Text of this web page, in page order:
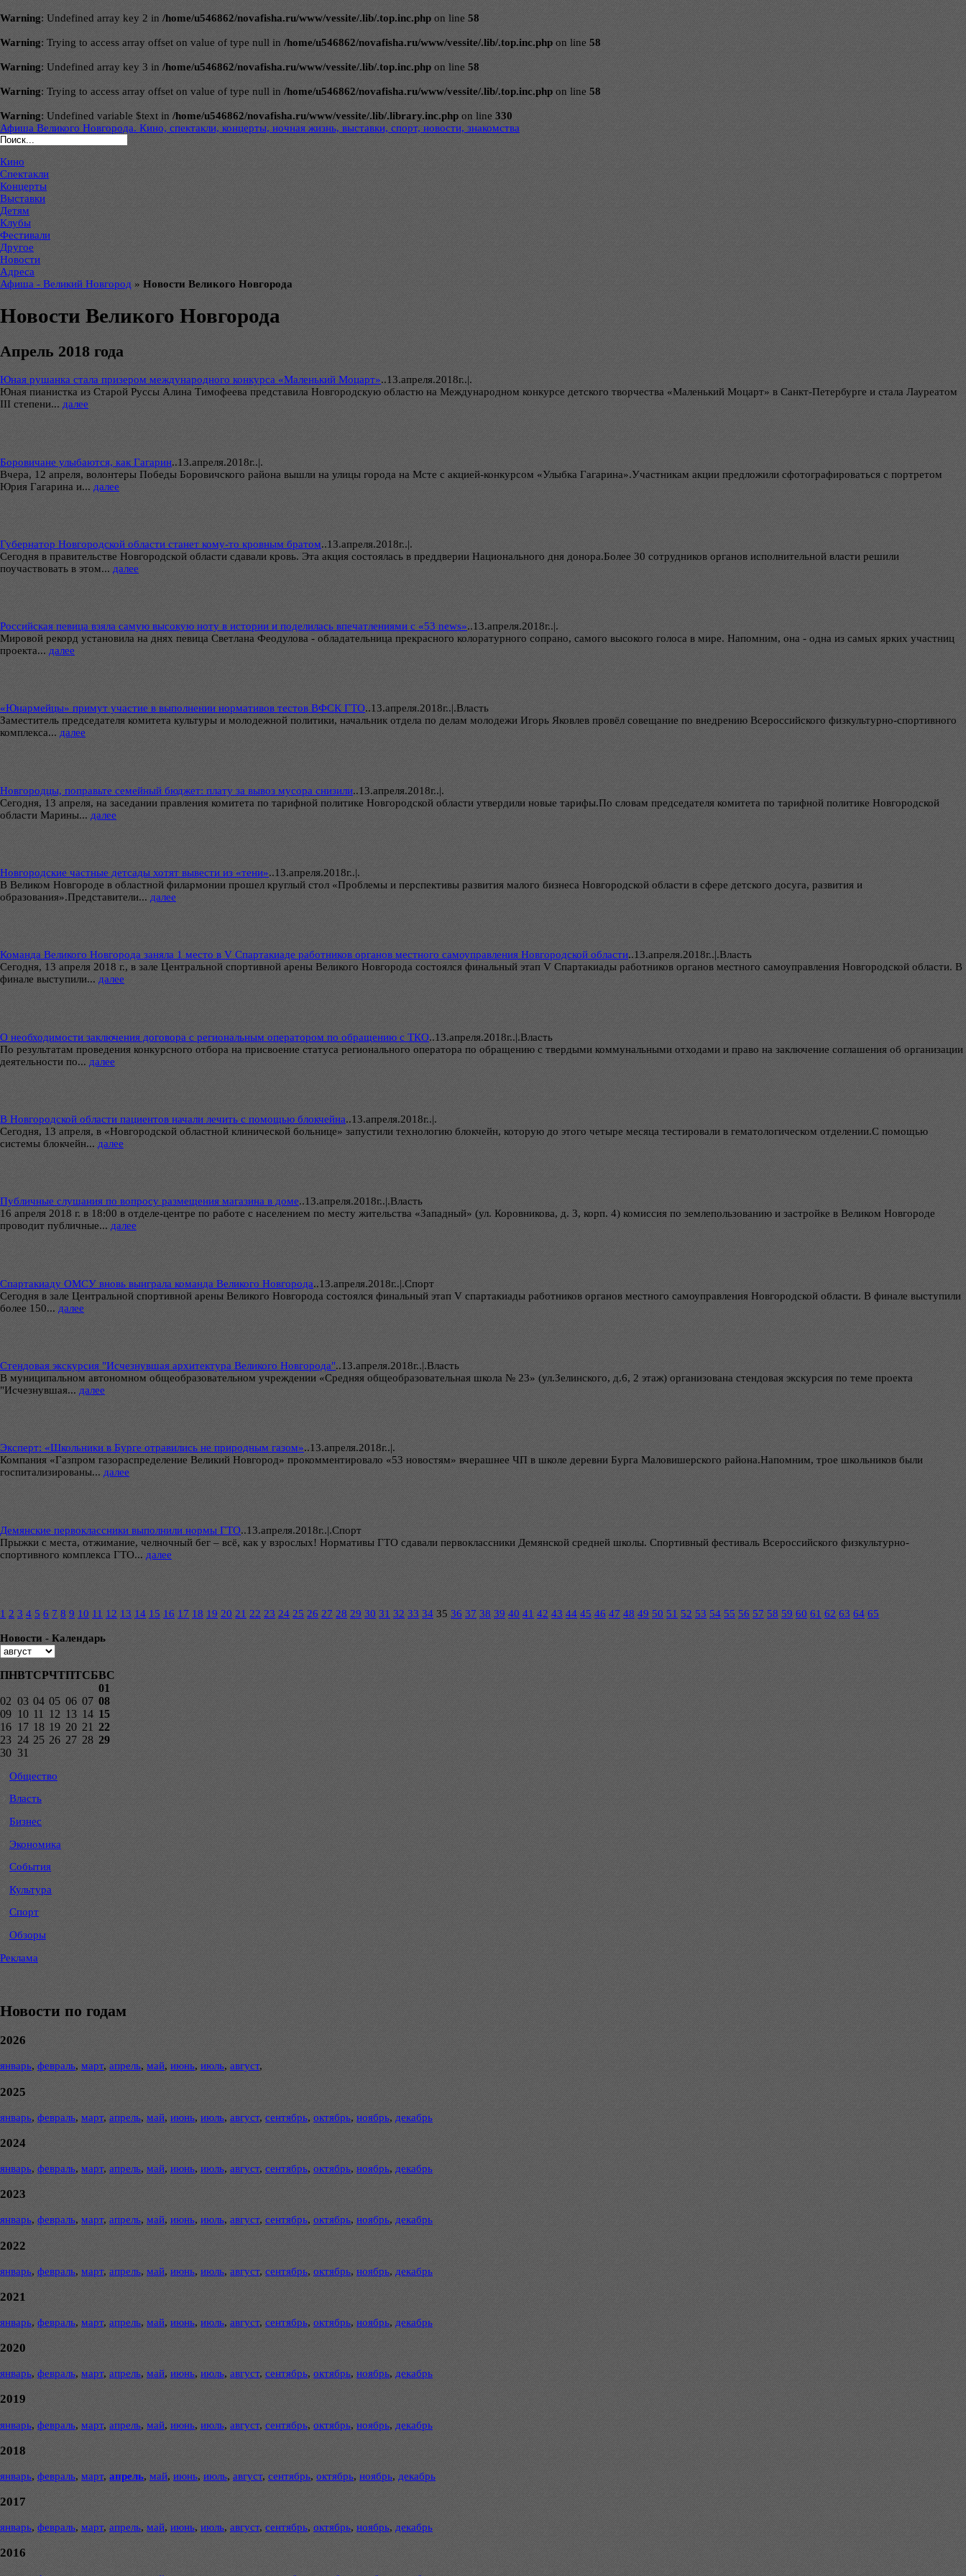
Warning: Undefined array key 2 in /home/u546862/novafisha.ru/www/vessite/.lib/.top.inc.php on line 58
Warning: Trying to access array offset on value of type null in /home/u546862/novafisha.ru/www/vessite/.lib/.top.inc.php on line 58
Warning: Undefined array key 3 in /home/u546862/novafisha.ru/www/vessite/.lib/.top.inc.php on line 58
Warning: Trying to access array offset on value of type null in /home/u546862/novafisha.ru/www/vessite/.lib/.top.inc.php on line 58
Warning: Undefined variable $text in /home/u546862/novafisha.ru/www/vessite/.lib/.library.inc.php on line 330
Афиша Великого Новгорода. Кино, спектакли, концерты, ночная жизнь, выставки, спорт, новости, знакомства
Кино
Спектакли
Концерты
Выставки
Детям
Клубы
Фестивали
Другое
Новости
Адреса
Афиша - Великий Новгород » Новости Великого Новгорода
Новости Великого Новгорода
Апрель 2018 года
Юная рушанка стала призером международного конкурса «Маленький Моцарт»..13.апреля.2018г..|.
Юная пианистка из Старой Руссы Алина Тимофеева представила Новгородскую областю на Международном конкурсе детского творчества «Маленький Моцарт» в Санкт-Петербурге и стала Лауреатом
III степени... далее
Боровичане улыбаются, как Гагарин..13.апреля.2018г..|.
Вчера, 12 апреля, волонтеры Победы Боровичского района вышли на улицы города на Мсте с акцией-конкурсом «Улыбка Гагарина».Участникам акции предложили сфотографироваться с портретом
Юрия Гагарина и... далее
Губернатор Новгородской области станет кому-то кровным братом..13.апреля.2018г..|.
Сегодня в правительстве Новгородской области сдавали кровь. Эта акция состоялась в преддверии Национального дня донора.Более 30 сотрудников органов исполнительной власти решили
поучаствовать в этом... далее
Российская певица взяла самую высокую ноту в истории и поделилась впечатлениями с «53 news»..13.апреля.2018г..|.
Мировой рекорд установила на днях певица Светлана Феодулова - обладательница прекрасного колоратурного сопрано, самого высокого голоса в мире. Напомним, она - одна из самых ярких участниц
проекта... далее
«Юнармейцы» примут участие в выполнении нормативов тестов ВФСК ГТО..13.апреля.2018г..|.Власть
Заместитель председателя комитета культуры и молодежной политики, начальник отдела по делам молодежи Игорь Яковлев провёл совещание по внедрению Всероссийского физкультурно-спортивного
комплекса... далее
Новгородцы, поправьте семейный бюджет: плату за вывоз мусора снизили..13.апреля.2018г..|.
Сегодня, 13 апреля, на заседании правления комитета по тарифной политике Новгородской области утвердили новые тарифы.По словам председателя комитета по тарифной политике Новгородской
области Марины... далее
Новгородские частные детсады хотят вывести из «тени»..13.апреля.2018г..|.
В Великом Новгороде в областной филармонии прошел круглый стол «Проблемы и перспективы развития малого бизнеса Новгородской области в сфере детского досуга, развития и
образования».Представители... далее
Команда Великого Новгорода заняла 1 место в V Спартакиаде работников органов местного самоуправления Новгородской области..13.апреля.2018г..|.Власть
Сегодня, 13 апреля 2018 г., в зале Центральной спортивной арены Великого Новгорода состоялся финальный этап V Спартакиады работников органов местного самоуправления Новгородской области. В
финале выступили... далее
О необходимости заключения договора с региональным оператором по обращению с ТКО..13.апреля.2018г..|.Власть
По результатам проведения конкурсного отбора на присвоение статуса регионального оператора по обращению с твердыми коммунальными отходами и право на заключение соглашения об организации
деятельности по... далее
В Новгородской области пациентов начали лечить с помощью блокчейна..13.апреля.2018г..|.
Сегодня, 13 апреля, в «Новгородской областной клинической больнице» запустили технологию блокчейн, которую до этого четыре месяца тестировали в гематологическом отделении.С помощью
системы блокчейн... далее
Публичные слушания по вопросу размещения магазина в доме..13.апреля.2018г..|.Власть
16 апреля 2018 г. в 18:00 в отделе-центре по работе с населением по месту жительства «Западный» (ул. Коровникова, д. 3, корп. 4) комиссия по землепользованию и застройке в Великом Новгороде
проводит публичные... далее
Спартакиаду ОМСУ вновь выиграла команда Великого Новгорода..13.апреля.2018г..|.Спорт
Сегодня в зале Центральной спортивной арены Великого Новгорода состоялся финальный этап V спартакиады работников органов местного самоуправления Новгородской области. В финале выступили
более 150... далее
Стендовая экскурсия "Исчезнувшая архитектура Великого Новгорода"..13.апреля.2018г..|.Власть
В муниципальном автономном общеобразовательном учреждении «Средняя общеобразовательная школа № 23» (ул.Зелинского, д.6, 2 этаж) организована стендовая экскурсия по теме проекта
"Исчезнувшая... далее
Эксперт: «Школьники в Бурге отравились не природным газом»..13.апреля.2018г..|.
Компания «Газпром газораспределение Великий Новгород» прокомментировало «53 новостям» вчерашнее ЧП в школе деревни Бурга Маловишерского района.Напомним, трое школьников были
госпитализированы... далее
Демянские первоклассники выполнили нормы ГТО..13.апреля.2018г..|.Спорт
Прыжки с места, отжимание, челночный бег – всё, как у взрослых! Нормативы ГТО сдавали первоклассники Демянской средней школы. Спортивный фестиваль Всероссийского физкультурно-
спортивного комплекса ГТО... далее
1 2 3 4 5 6 7 8 9 10 11 12 13 14 15 16 17 18 19 20 21 22 23 24 25 26 27 28 29 30 31 32 33 34 35 36 37 38 39 40 41 42 43 44 45 46 47 48 49 50 51 52 53 54 55 56 57 58 59 60 61 62 63 64 65
Новости - Календарь
ПНВТСРЧТПТСБВС
01
02 03 04 05 06 07 08
09 10 11 12 13 14 15
16 17 18 19 20 21
22
23 24 25 26 27 28 29
30 31
Общество
Власть
Бизнес
Экономика
События
Культура
Спорт
Обзоры
Реклама
Новости по годам
2026
январь, февраль, март, апрель, май, июнь, июль, август,
2025
январь, февраль, март, апрель, май, июнь, июль, август, сентябрь, октябрь, ноябрь, декабрь
2024
январь, февраль, март, апрель, май, июнь, июль, август, сентябрь, октябрь, ноябрь, декабрь
2023
январь, февраль, март, апрель, май, июнь, июль, август, сентябрь, октябрь, ноябрь, декабрь
2022
январь, февраль, март, апрель, май, июнь, июль, август, сентябрь, октябрь, ноябрь, декабрь
2021
январь, февраль, март, апрель, май, июнь, июль, август, сентябрь, октябрь, ноябрь, декабрь
2020
январь, февраль, март, апрель, май, июнь, июль, август, сентябрь, октябрь, ноябрь, декабрь
2019
январь, февраль, март, апрель, май, июнь, июль, август, сентябрь, октябрь, ноябрь, декабрь
2018
январь, февраль, март, апрель, май, июнь, июль, август, сентябрь, октябрь, ноябрь, декабрь
2017
январь, февраль, март, апрель, май, июнь, июль, август, сентябрь, октябрь, ноябрь, декабрь
2016